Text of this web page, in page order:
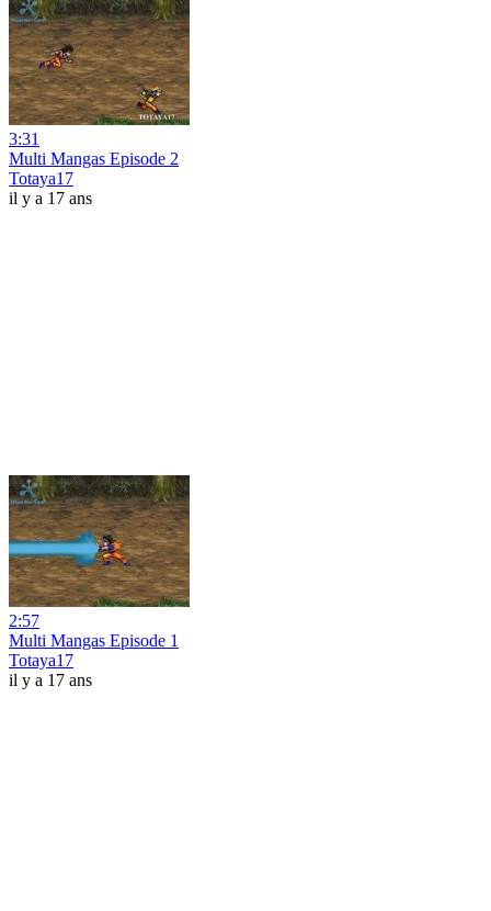
3:31
Multi Mangas Episode 2
Totaya17
il y a 17 ans
2:57
Multi Mangas Episode 1
Totaya17
il y a 17 ans